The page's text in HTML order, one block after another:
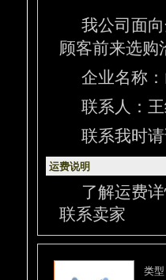
我公司面
顾客前来选购
企业名称
联系人：
联系我时
运费说明
了解运费
联系卖家
类